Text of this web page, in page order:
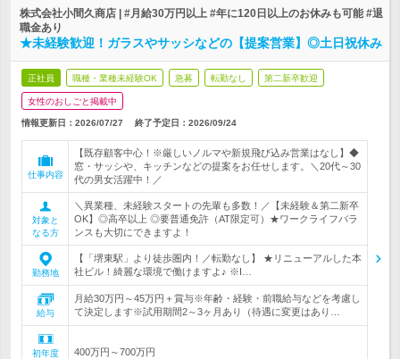
株式会社小間久商店 | #月給30万円以上 #年に120日以上のお休みも可能 #退
職金あり
★未経験歓迎！ガラスやサッシなどの【提案営業】◎土日祝休み
正社員 職種・業種未経験OK 急募 転勤なし 第二新卒歓迎
女性のおしごと掲載中
情報更新日：2026/07/27 終了予定日： 2026/09/24
仕事内容
【既存顧客中心！※厳しいノルマや新規飛び込み営業はなし】◆
窓・サッシや、キッチンなどの提案をお任せします。＼20代～30
代の男女活躍中！／
対象と
なる方
＼異業種、未経験スタートの先輩も多数！／【未経験＆第二新卒
OK】◎高卒以上 ◎要普通免許（AT限定可）★ワークライフバラ
ンスも大切にできますよ！
勤務地
【「堺東駅」より徒歩圏内！／転勤なし】 ★リニューアルした本
社ビル！綺麗な環境で働けますよ♪ ※I…
給与
月給30万円～45万円＋賞与※年齢・経験・前職給与などを考慮し
て決定します※試用期間2～3ヶ月あり（待遇に変更はあり…
初年度
400万円～700万円